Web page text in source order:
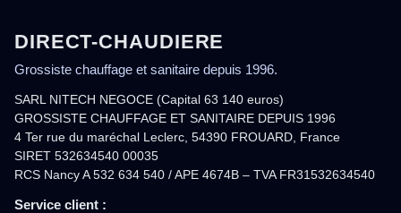
DIRECT-CHAUDIERE
Grossiste chauffage et sanitaire depuis 1996.
SARL NITECH NEGOCE (Capital 63 140 euros)
GROSSISTE CHAUFFAGE ET SANITAIRE DEPUIS 1996
4 Ter rue du maréchal Leclerc, 54390 FROUARD, France
SIRET 532634540 00035
RCS Nancy A 532 634 540 / APE 4674B – TVA FR31532634540
Service client :